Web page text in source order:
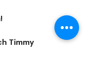
Timmy